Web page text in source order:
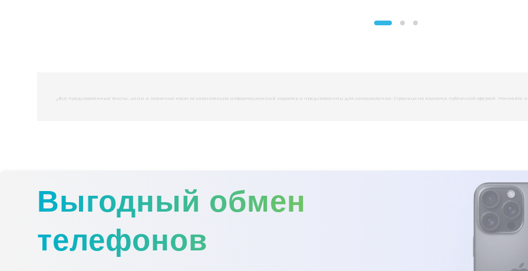
, Все представленные тексты, цены и значения носят исключительно информационный характер и представленны для ознакомления. Страница не является публичной офертой. Уточняйте
Выгодный обмен
телефонов